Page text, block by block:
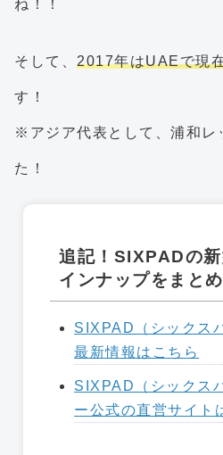
ね！！
そして、 2017年はUAEで現
す！
※アジア代表として、浦和レ
た！
追記！SIXPADの
インナップをまとめ
SIXPAD（シックス
最新情報はこちら
SIXPAD（シックス
ー公式の直営サイト